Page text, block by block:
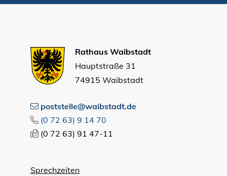
Rathaus Waibstadt
Hauptstraße 31
74915 Waibstadt
poststelle@waibstadt.de
(0 72 63) 9 14 70
(0 72 63) 91 47-11
Sprechzeiten